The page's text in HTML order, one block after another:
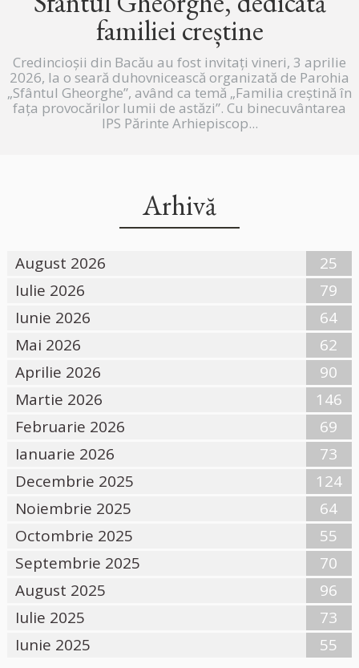
familiei creștine
Credincioșii din Bacău au fost invitați vineri, 3 aprilie
2026, la o seară duhovnicească organizată de Parohia
„Sfântul Gheorghe”, având ca temă „Familia creștină în
fața provocărilor lumii de astăzi”. Cu binecuvântarea
IPS Părinte Arhiepiscop...
Arhivă
August 2026
25
Iulie 2026
79
Iunie 2026
64
Mai 2026
62
Aprilie 2026
90
Martie 2026
146
Februarie 2026
69
Ianuarie 2026
73
Decembrie 2025
124
Noiembrie 2025
64
Octombrie 2025
55
Septembrie 2025
70
August 2025
96
Iulie 2025
73
Iunie 2025
55